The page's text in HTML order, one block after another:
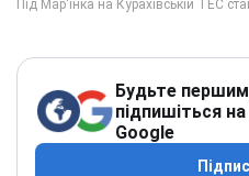
Будьте
підпишіться
Google